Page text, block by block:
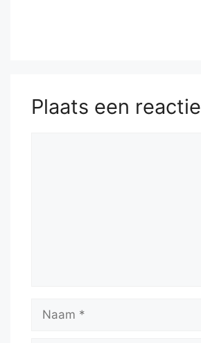
Plaats een reactie
Naam